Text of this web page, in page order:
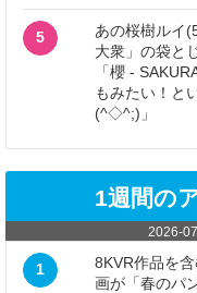
5
あの桜樹ルイ
大衆」の袋と
「櫻 -
もみたい！と
(^◇^;)」
1週間の
2026-
1
8KVR作品を
画が「春のパ